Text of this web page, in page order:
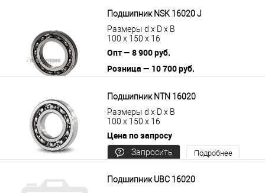
Подшипник NSK 16020 J
Размеры d x D x B
100 x 150 x 16
Опт — 8 900 руб.
Розница — 10 700 руб.
Подшипник NTN 16020
Размеры d x D x B
100 x 150 x 16
Цена по запросу
Запросить
Подробнее
Подшипник UBC 16020